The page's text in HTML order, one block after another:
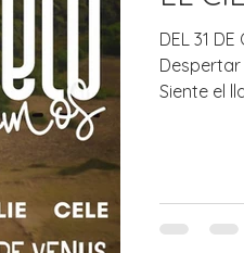
DEL 31 DE
Despertar
Siente el